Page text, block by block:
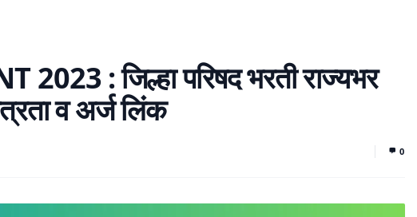
2023 : जिल्हा परिषद भरती राज्यभर
व अर्ज लिंक
0